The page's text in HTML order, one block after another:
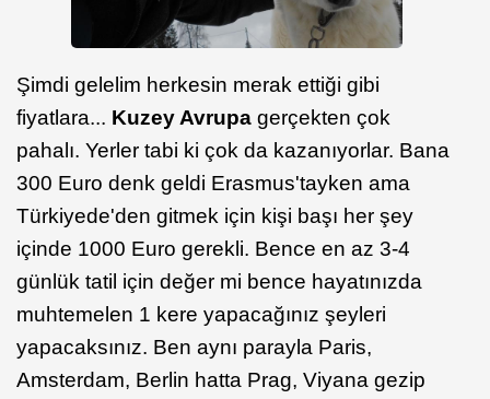
Şimdi gelelim herkesin merak ettiği gibi
fiyatlara... Kuzey Avrupa gerçekten çok
pahalı. Yerler tabi ki çok da kazanıyorlar. Bana
300 Euro denk geldi Erasmus'tayken ama
Türkiyede'den gitmek için kişi başı her şey
içinde 1000 Euro gerekli. Bence en az 3-4
günlük tatil için değer mi bence hayatınızda
muhtemelen 1 kere yapacağınız şeyleri
yapacaksınız. Ben aynı parayla Paris,
Amsterdam, Berlin hatta Prag, Viyana gezip